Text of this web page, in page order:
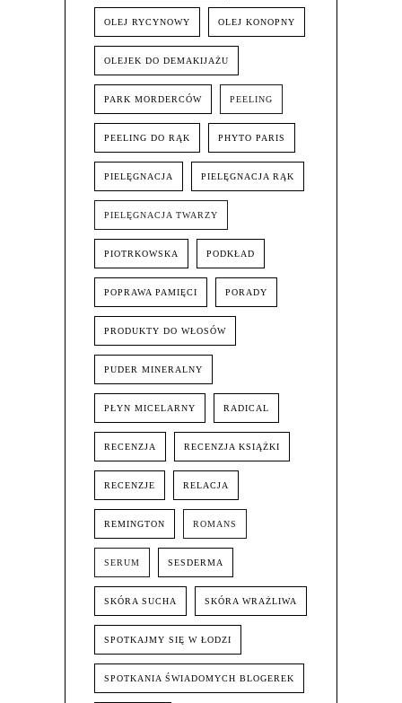
OLEJ RYCYNOWY OLEJ KONOPNY
OLEJEK DO DEMAKIJAŻU
PARK MORDERCÓW PEELING
PEELING DO RĄK PHYTO PARIS
PIELĘGNACJA PIELĘGNACJA RĄK
PIELĘGNACJA TWARZY
PIOTRKOWSKA PODKŁAD
POPRAWA PAMIĘCI PORADY
PRODUKTY DO WŁOSÓW
PUDER MINERALNY
PŁYN MICELARNY RADICAL
RECENZJA RECENZJA KSIĄŻKI
RECENZJE RELACJA
REMINGTON ROMANS
SERUM SESDERMA
SKÓRA SUCHA SKÓRA WRAŻLIWA
SPOTKAJMY SIĘ W ŁODZI
SPOTKANIA ŚWIADOMYCH BLOGEREK